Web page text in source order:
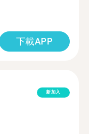
下載APP
新加入